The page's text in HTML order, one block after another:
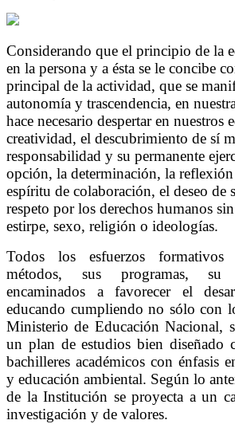
Considerando que el principio de la
en la persona y a ésta se le concibe
principal de la actividad, que se
autonomía y trascendencia, en
hace necesario despertar en nuestros
creatividad, el descubrimiento de sí
responsabilidad y su permanente
opción, la determinación, la
espíritu de colaboración, el deseo de
respeto por los derechos humanos
estirpe, sexo, religión o ideologías.
Todos los esfuerzos
métodos, sus programas, su
encaminados a favorecer el
educando cumpliendo no sólo con
Ministerio de Educación Nacional,
un plan de estudios bien diseñado
bachilleres académicos con énfasis
y educación ambiental. Según lo
de la Institución se proyecta a un
investigación y de valores.